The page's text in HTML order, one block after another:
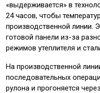
«выдерживается» в
24 часов, чтобы
производственной линии.
готовой панели из-за
режимов утеплителя и
На производственной
последовательных
рулона и прогоняется